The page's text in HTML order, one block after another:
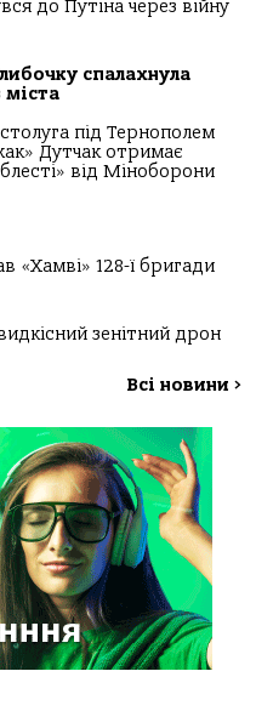
до Путіна через війну
спалахнула
під Тернополем
Дутчак отримає
від Міноборони
«Хамві» 128-ї бригади
зенітний дрон
Всі новини >